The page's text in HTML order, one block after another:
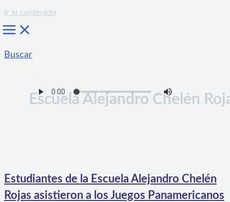
Ir al contenido
Buscar
Escuela Alejandro Chelén
Estudiantes de la Escuela Alejandro Chelén
Rojas asistieron a los Juegos Panamericanos